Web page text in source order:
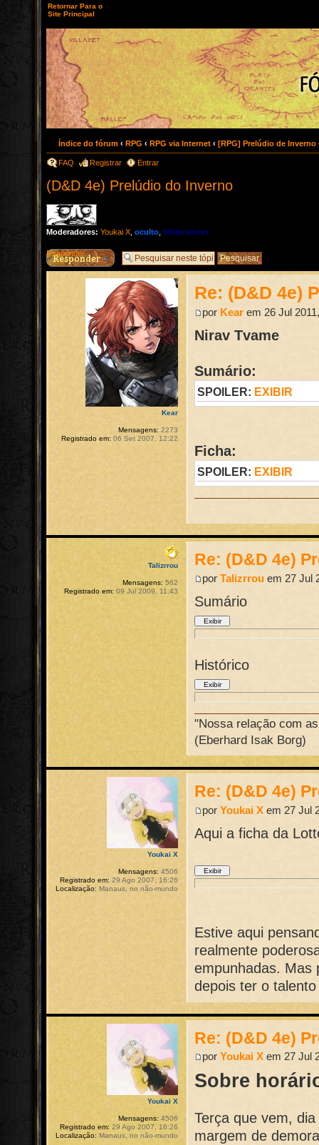
Retornar Para o
Site Principal
Índice do fórum ‹ RPG ‹ RPG via Internet ‹ [RPG] Prelúdio de Inverno
FAQ Registrar Entrar
(D&D 4e) Prelúdio do Inverno
Moderadores: Youkai X oculto Moderadores
Responder
Re: (D&D 4e)
por Kear em 26 Jul
Nirav Tvame
Sumário:
SPOILER: EXIBIR
Ficha:
SPOILER: EXIBIR
Kear
Mensagens: 2273
Registrado em: 06 Set 2007, 12:22
Re: (D&D 4e)
porTalizrrou em 27 Jul
Sumário
Histórico
"Nossa relação com
(Eberhard Isak Borg)
Talizrrou
Mensagens: 562
Registrado em: 09 Jul 2009, 11:43
Re: (D&D 4e)
porYoukai X em 27 Jul
Aqui a ficha da
Estive aqui
realmente
empunhadas. Mas
depois ter o
Youkai X
Mensagens: 4506
Registrado em: 29 Ago 2007, 16:26
Localização: Manaus, no não-mundo
Re: (D&D 4e)
porYoukai X em 27 Jul
Sobre
Terça que vem,
margem de
Youkai X
Mensagens: 4506
Registrado em: 29 Ago 2007, 16:26
Localização: Manaus, no não-mundo